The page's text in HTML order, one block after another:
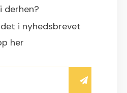
derhen?
i nyhedsbrevet
her